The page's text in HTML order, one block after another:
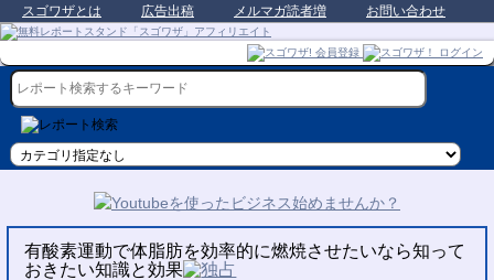
スゴワザとは 広告出稿 メルマガ読者増 お問い合わせ
有酸素運動で体脂肪を効率的に燃焼させたいなら知って
おきたい知識と効果